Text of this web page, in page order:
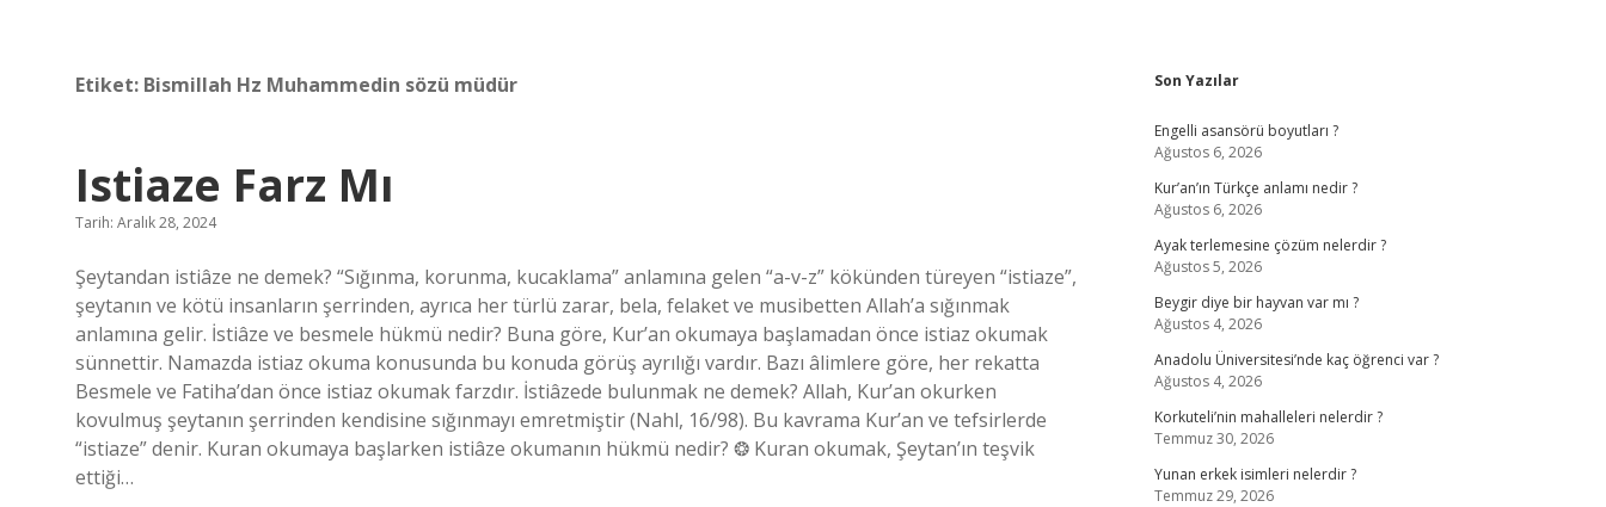
Etiket: Bismillah Hz Muhammedin sözü müdür
Istiaze Farz Mı
Tarih: Aralık 28, 2024
Şeytandan istiâze ne demek? “Sığınma, korunma, kucaklama” anlamına gelen “a-v-z” kökünden türeyen “istiaze”,
şeytanın ve kötü insanların şerrinden, ayrıca her türlü zarar, bela, felaket ve musibetten Allah’a sığınmak
anlamına gelir. İstiâze ve besmele hükmü nedir? Buna göre, Kur’an okumaya başlamadan önce istiaz okumak
sünnettir. Namazda istiaz okuma konusunda bu konuda görüş ayrılığı vardır. Bazı âlimlere göre, her rekatta
Besmele ve Fatiha’dan önce istiaz okumak farzdır. İstiâzede bulunmak ne demek? Allah, Kur’an okurken
kovulmuş şeytanın şerrinden kendisine sığınmayı emretmiştir (Nahl, 16/98). Bu kavrama Kur’an ve tefsirlerde
“istiaze” denir. Kuran okumaya başlarken istiâze okumanın hükmü nedir? ❂ Kuran okumak, Şeytan’ın teşvik
ettiği…
Sidebar
Son Yazılar
Engelli asansörü boyutları ?
Ağustos 6, 2026
Kur’an’ın Türkçe anlamı nedir ?
Ağustos 6, 2026
Ayak terlemesine çözüm nelerdir ?
Ağustos 5, 2026
Beygir diye bir hayvan var mı ?
Ağustos 4, 2026
Anadolu Üniversitesi’nde kaç öğrenci var ?
Ağustos 4, 2026
Korkuteli’nin mahalleleri nelerdir ?
Temmuz 30, 2026
Yunan erkek isimleri nelerdir ?
Temmuz 29, 2026